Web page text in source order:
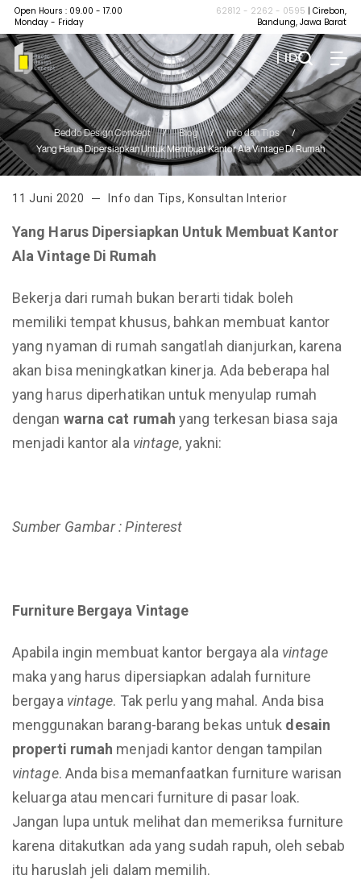
Open Hours : 09.00 - 17.00
Monday - Friday
62812 - 2262 - 0595 | Cirebon,
Bandung, Jawa Barat
| ID
Beddo Design Concept / Blog / Info dan Tips
/
Yang Harus Dipersiapkan Untuk Membuat Kantor Ala Vintage Di Rumah
11 Juni 2020 Info dan Tips, Konsultan Interior
Yang Harus Dipersiapkan Untuk Membuat Kantor
Ala Vintage Di Rumah
Bekerja dari rumah bukan berarti tidak boleh
memiliki tempat khusus, bahkan membuat kantor
yang nyaman di rumah sangatlah dianjurkan, karena
akan bisa meningkatkan kinerja. Ada beberapa hal
yang harus diperhatikan untuk menyulap rumah
dengan warna cat rumah yang terkesan biasa saja
menjadi kantor ala vintage, yakni:
Sumber Gambar : Pinterest
Furniture Bergaya Vintage
Apabila ingin membuat kantor bergaya ala vintage
maka yang harus dipersiapkan adalah furniture
bergaya vintage. Tak perlu yang mahal. Anda bisa
menggunakan barang-barang bekas untuk desain
properti rumah menjadi kantor dengan tampilan
vintage. Anda bisa memanfaatkan furniture warisan
keluarga atau mencari furniture di pasar loak.
Jangan lupa untuk melihat dan memeriksa furniture
karena ditakutkan ada yang sudah rapuh, oleh sebab
itu haruslah jeli dalam memilih.